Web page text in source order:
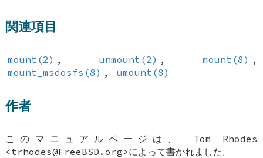
関連項目
mount(2) , unmount(2) , mount(8) ,
mount_msdosfs(8) , umount(8)
作者
このマニュアルページは、 Tom Rhodes
<trhodes@FreeBSD.org>によって書かれました。